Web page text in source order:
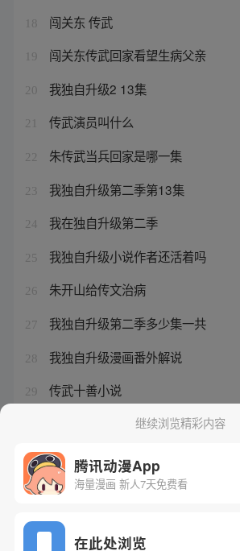
18 闯关东 传武
19 闯关东传武回家看望生病父亲
20 我独自升级2 13集
21 传武演员叫什么
22 朱传武当兵回家是哪一集
23 我独自升级第二季第13集
24 我在独自升级第二季
25 我独自升级小说作者还活着吗
26 朱开山给传文治病
27 我独自升级第二季多少集一共
28 我独自升级漫画番外解说
29 传武十善小说
传武回家给朱开山过生日是哪一集
继续浏览精彩内容
腾讯动漫App
海量漫画 新人7天免费看
在此处浏览
网站备案/许可证号：粤B2-